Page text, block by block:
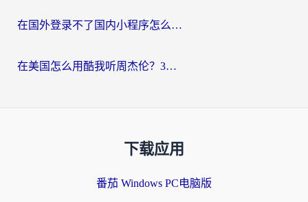
在国外登录不了国内小程序怎么办？选对回国加速器，轻松解锁国内资源
在美国怎么用酷我听周杰伦？3步搞定海外听歌难题
下载应用
番茄 Windows PC电脑版